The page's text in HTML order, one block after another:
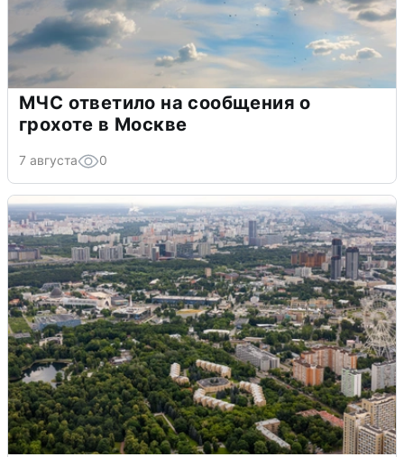
МЧС ответило на сообщения о
грохоте в Москве
7 августа 0